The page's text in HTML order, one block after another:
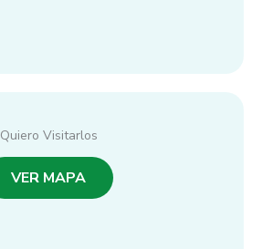
Quiero Visitarlos
VER MAPA